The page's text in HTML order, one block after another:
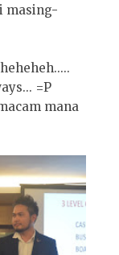
masing-
=P
mana